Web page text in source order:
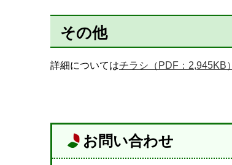
その他
詳細についてはチラシ（PDF：2,945KB）
お問い合わせ